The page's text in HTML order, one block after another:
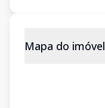
Mapa do imóvel